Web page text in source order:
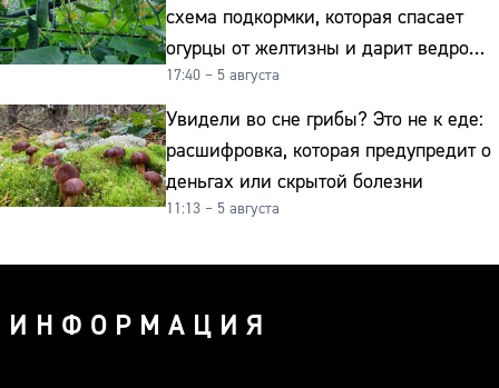
схема подкормки, которая спасает
огурцы от желтизны и дарит ведро
урожая
17:40 – 5 августа
Увидели во сне грибы? Это не к еде:
расшифровка, которая предупредит о
деньгах или скрытой болезни
11:13 – 5 августа
ИНФОРМАЦИЯ